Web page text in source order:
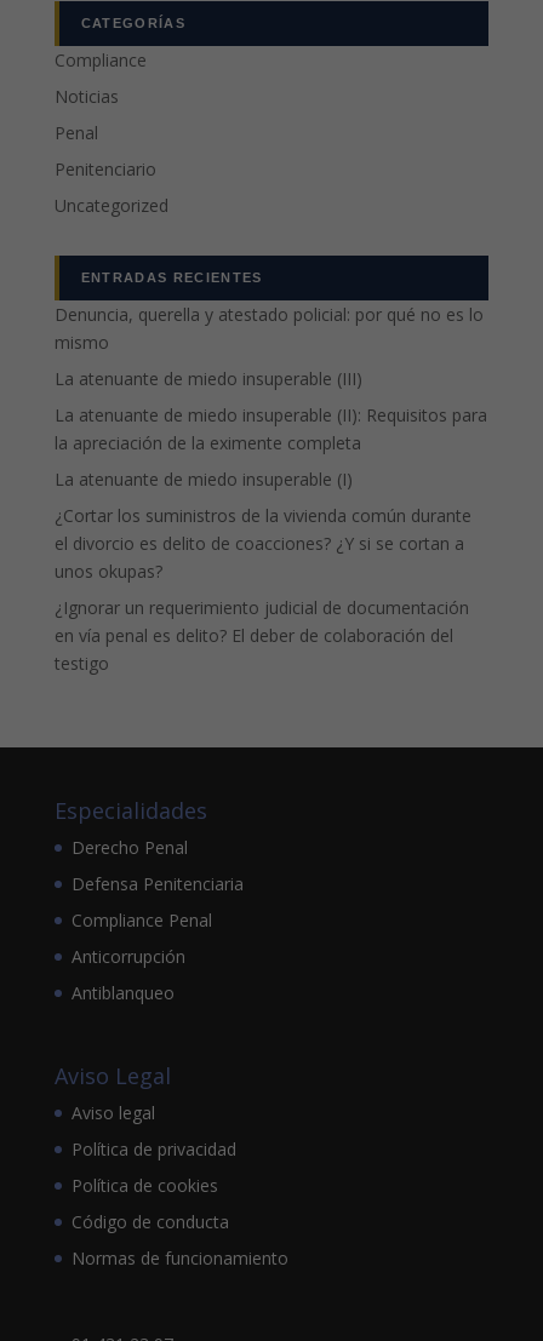
CATEGORÍAS
Compliance
Noticias
Penal
Penitenciario
Uncategorized
ENTRADAS RECIENTES
Denuncia, querella y atestado policial: por qué no es lo
mismo
La atenuante de miedo insuperable (III)
La atenuante de miedo insuperable (II): Requisitos para
la apreciación de la eximente completa
La atenuante de miedo insuperable (I)
¿Cortar los suministros de la vivienda común durante
el divorcio es delito de coacciones? ¿Y si se cortan a
unos okupas?
¿Ignorar un requerimiento judicial de documentación
en vía penal es delito? El deber de colaboración del
testigo
Especialidades
Derecho Penal
Defensa Penitenciaria
Compliance Penal
Anticorrupción
Antiblanqueo
Aviso Legal
Aviso legal
Política de privacidad
Política de cookies
Código de conducta
Normas de funcionamiento